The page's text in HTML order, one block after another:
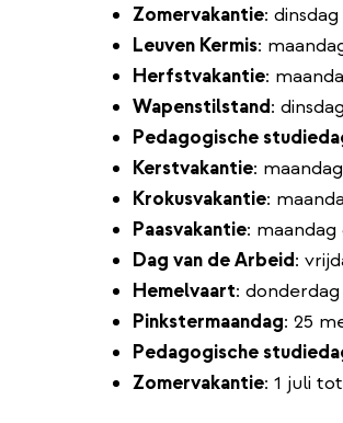
Zomervakantie:
Leuven Kermis:
Herfstvakantie:
Wapenstilstand:
Pedagogische
Kerstvakantie:
Krokusvakantie:
Paasvakantie:
Dag van de Arbeid:
Hemelvaart:
Pinkstermaandag: 25
Pedagogische
Zomervakantie: 1 juli